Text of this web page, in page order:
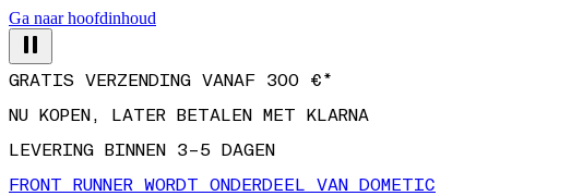
Ga naar hoofdinhoud
GRATIS VERZENDING VANAF 300 €*
NU KOPEN, LATER BETALEN MET KLARNA
LEVERING BINNEN 3–5 DAGEN
FRONT RUNNER WORDT ONDERDEEL VAN DOMETIC